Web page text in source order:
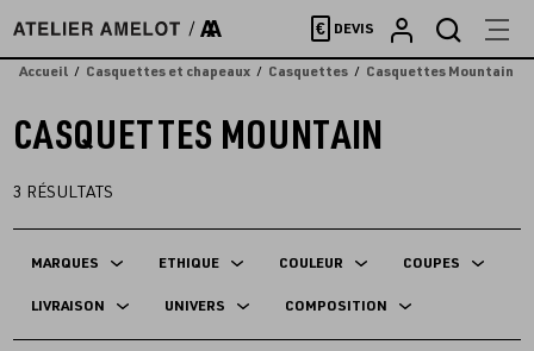
directement
au
€ DEVIS
Accueil Casquettes et chapeaux Casquettes Casquettes Mountain
CASQUETTES MOUNTAIN
3 RÉSULTATS
MARQUES ETHIQUE COULEUR COUPES
LIVRAISON UNIVERS COMPOSITION